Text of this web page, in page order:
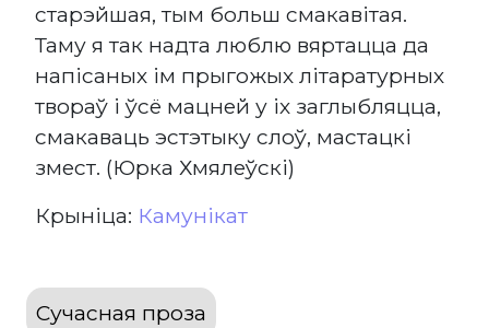
старэйшая, тым больш смакавітая.
Таму я так надта люблю вяртацца да
напісаных ім прыгожых літаратурных
твораў і ўсё мацней у іх заглыбляцца,
смакаваць эстэтыку слоў, мастацкі
змест. (Юрка Хмялеўскі)
Крыніца: Камунікат
Сучасная проза